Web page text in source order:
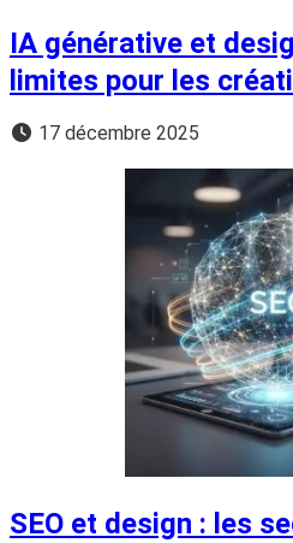
IA générative et
limites pour les
17 décembre 2025
SEO et design : les